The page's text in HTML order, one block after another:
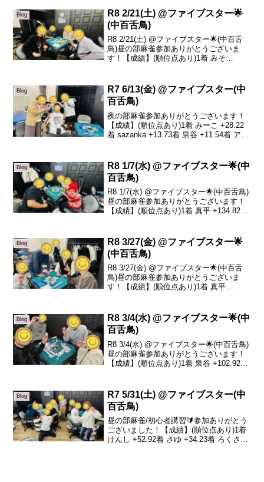
Blog
R8 2/21(土) @ファイブスター🌟
(中百舌鳥)
R8 2/21(土) @ファイブスター🌟(中百舌
鳥)昼の部麻雀参加ありがとうございま
す！【成績】(順位点あり)1着 みそ
みそさんです...
Blog
R7 6/13(金) @ファイブスター(中
百舌鳥)
夜の部麻雀参加ありがとうございます！
【成績】(順位点あり)1着 みーこ +28.22
着 sazanka +13.73着 泉谷 +11.54着 アサ
目のトップが...
Blog
R8 1/7(水) @ファイブスター🌟(中
百舌鳥)
R8 1/7(水) @ファイブスター🌟(中百舌鳥)
昼の部麻雀参加ありがとうございます！
【成績】(順位点あり)1着 真平 +134.82着
です...
Blog
R8 3/27(金) @ファイブスター🌟
(中百舌鳥)
R8 3/27(金) @ファイブスター🌟(中百舌
鳥)昼の部麻雀参加ありがとうございま
す！【成績】(順位点あり)1着 真平
さんで...
Blog
R8 3/4(水) @ファイブスター🌟(中
百舌鳥)
R8 3/4(水) @ファイブスター🌟(中百舌鳥)
昼の部麻雀参加ありがとうございます！
【成績】(順位点あり)1着 泉谷 +102.92着
んです！...
Blog
R7 5/31(土) @ファイブスター(中
百舌鳥)
昼の部麻雀/初心者講習🔰参加ありがとう
ございました！【成績】(順位点あり)1着
けんし +52.92着 さゆ +34.23着 ろくさよ